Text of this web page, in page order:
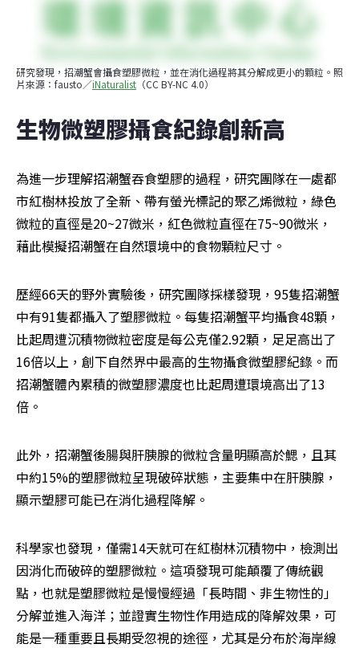
研究發現，招潮蟹會攝食塑膠微粒，並在消化過程將其分解成更小的顆粒。照
片來源：fausto／iNaturalist （CC BY-NC 4.0）
生物微塑膠攝食紀錄創新高
為進一步理解招潮蟹吞食塑膠的過程，研究團隊在一處都
市紅樹林投放了全新、帶有螢光標記的聚乙烯微粒，綠色
微粒的直徑是20~27微米，紅色微粒直徑在75~90微米，
藉此模擬招潮蟹在自然環境中的食物顆粒尺寸。
歷經66天的野外實驗後，研究團隊採樣發現，95隻招潮蟹
中有91隻都攝入了塑膠微粒。每隻招潮蟹平均攝食48顆，
比起周遭沉積物微粒密度是每公克僅2.92顆，足足高出了
16倍以上，創下自然界中最高的生物攝食微塑膠紀錄。而
招潮蟹體內累積的微塑膠濃度也比起周遭環境高出了13
倍。
此外，招潮蟹後腸與肝胰腺的微粒含量明顯高於鰓，且其
中約15%的塑膠微粒呈現破碎狀態，主要集中在肝胰腺，
顯示塑膠可能已在消化過程降解。
科學家也發現，僅需14天就可在紅樹林沉積物中，檢測出
因消化而破碎的塑膠微粒。這項發現可能顛覆了傳統觀
點，也就是塑膠微粒是慢慢經過「長時間、非生物性的」
分解並進入海洋；並證實生物性作用造成的降解效果，可
能是一種重要且長期受忽視的途徑，尤其是分布於海岸線